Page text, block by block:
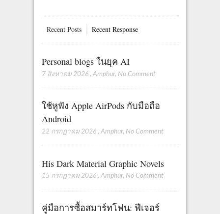
Recent Posts Recent Response
Personal blogs ในยุค AI
7 สิงหาคม 2026 , Amphur, No Comment
ใช้หูฟัง Apple AirPods กับมือถือ
Android
22 กรกฎาคม 2026 , Amphur, No Comment
His Dark Material Graphic Novels
15 กรกฎาคม 2026 , Amphur, No Comment
คู่มือการซื้อสมาร์ทโฟน: ฟีเจอร์